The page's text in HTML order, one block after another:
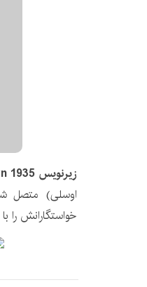
زیرنویس Goin’ to Town 1935
اوسلی) متصل
خواستگارانش